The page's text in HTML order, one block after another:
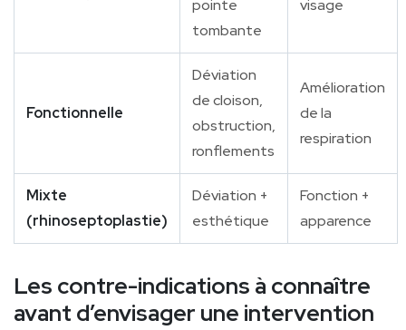
pointe
tombante
visage
Fonctionnelle
Déviation
de cloison,
obstruction,
ronflements
Amélioration
de la
respiration
Mixte
(rhinoseptoplastie)
Déviation +
esthétique
Fonction +
apparence
Les contre-indications à connaître
avant d’envisager une intervention